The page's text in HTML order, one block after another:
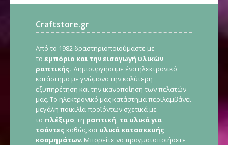
Craftstore.gr
Από το 1982 δραστηριοποιούμαστε με
το εμπόριο και την εισαγωγή υλικών
ραπτικής. Δημιουργήσαμε ένα ηλεκτρονικό
κατάστημα με γνώμονα την καλύτερη
εξυπηρέτηση και την ικανοποίηση των πελατών
μας. Το ηλεκτρονικό μας κατάστημα περιλαμβάνει
μεγάλη ποικιλία προϊόντων σχετικά με
το πλέξιμο, τη ραπτική, τα υλικά για
τσάντες καθώς και υλικά κατασκευής
κοσμημάτων. Μπορείτε να πραγματοποιήσετε